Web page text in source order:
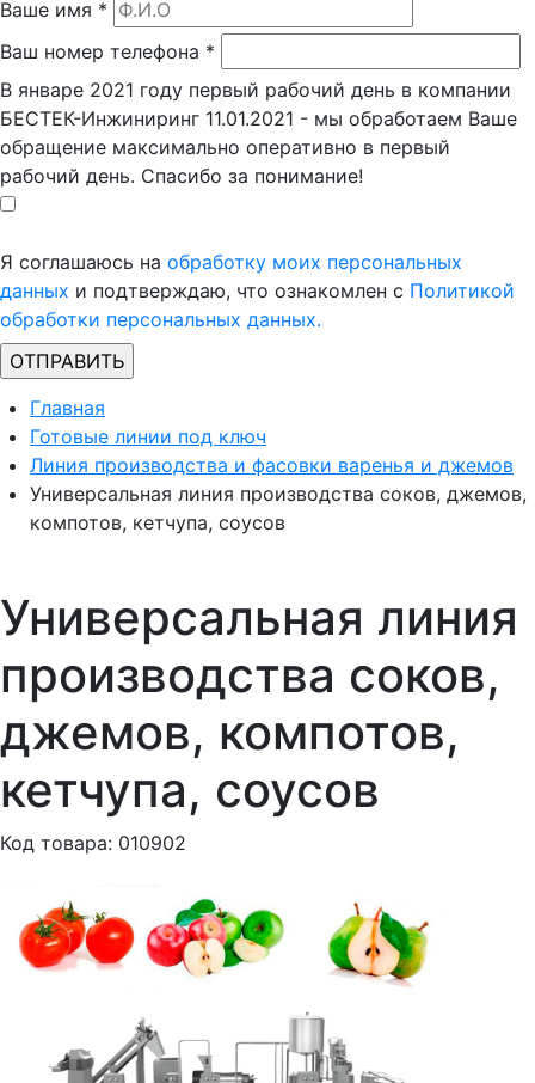
Ваше имя *
Ваш номер телефона *
В январе 2021 году первый рабочий день в компании
БЕСТЕК-Инжиниринг 11.01.2021 - мы обработаем Ваше
обращение максимально оперативно в первый
рабочий день. Спасибо за понимание!
Я соглашаюсь на обработку моих персональных
данных и подтверждаю, что ознакомлен с Политикой
обработки персональных данных.
Главная
Готовые линии под ключ
Линия производства и фасовки варенья и джемов
Универсальная линия производства соков, джемов,
компотов, кетчупа, соусов
Универсальная линия
производства соков,
джемов, компотов,
кетчупа, соусов
Код товара: 010902